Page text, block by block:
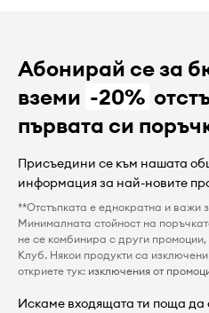
Абонирай се за
вземи -20%
първата си
Присъедини се към нашата
информация за най-новите
**Отстъпката е еднократна и важи
Минималната стойност на
не се комбинира с други промоции,
Клуб. Някои продукти са
откриете тук: изключения от
Искаме входящата ти поща да